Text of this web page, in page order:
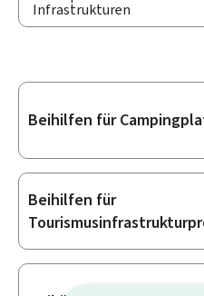
Infrastrukturen
Unterrubriken
Beihilfen für
Beihilfen für